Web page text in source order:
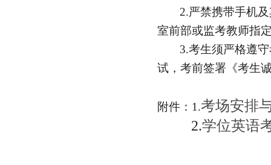
2.严禁携带手机
室前部或监考教师指
3.考生须严格遵
试，考前签署《考生
附件：1.考场安排
2.学位英语